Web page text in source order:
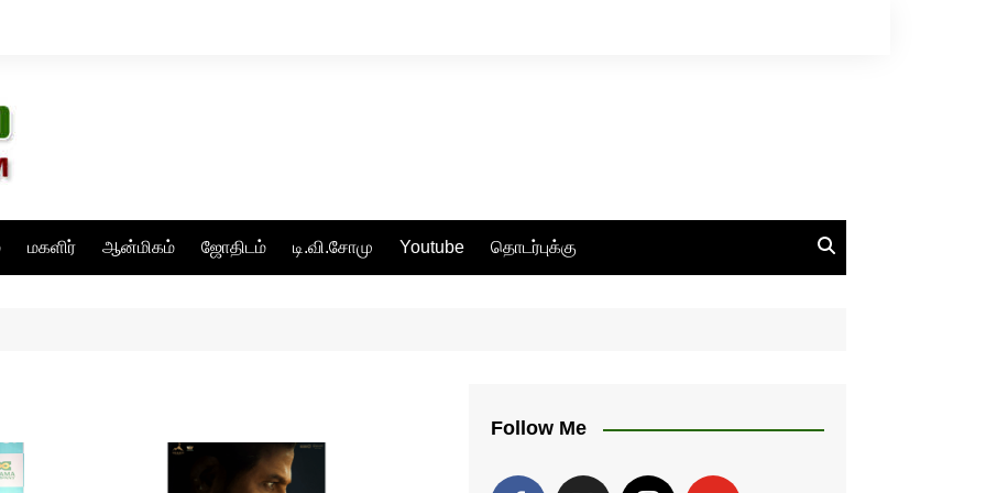
மகளிர் ஆன்மிகம் ஜோதிடம் டி.வி.சோமு Youtube தொடர்புக்கு
Follow Me